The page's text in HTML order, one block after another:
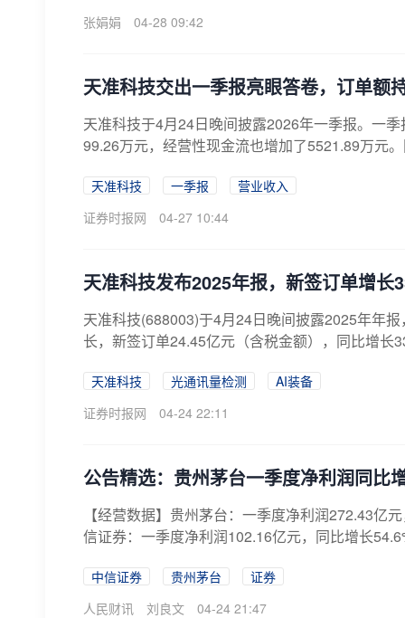
张娟娟
04-28 09:42
天准科技交出一季报亮眼答卷，订单额
天准科技于4月24日晚间披露2026年一季报。一
99.26万元，经营性现金流也增加了5521.89万元
天准科技 一季报
营业收入
证券时报网
04-27 10:44
天准科技发布2025年报，新签订单增
天准科技(688003)于4月24日晚间披露2025年年
长，新签订单24.45亿元（含税金额），同比增长
天准科技 光通讯量检测
AI装备
证券时报网
04-24 22:11
公告精选：贵州茅台一季度净利润同比
【经营数据】贵州茅台：一季度净利润272.43亿
信证券：一季度净利润102.16亿元，同比增长
中信证券 贵州茅台
证券
人民财讯
刘良文 04-24 21:47